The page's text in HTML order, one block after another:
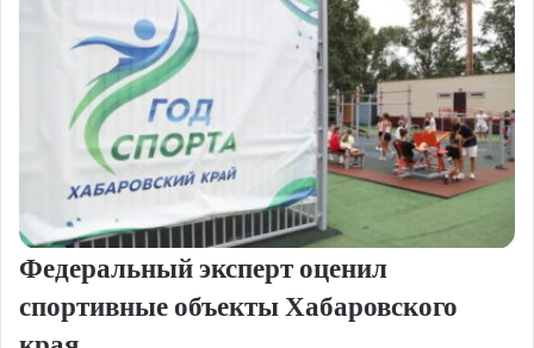
Федеральный эксперт оценил
спортивные объекты Хабаровского